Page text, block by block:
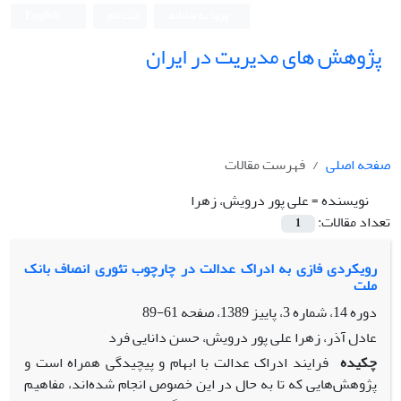
پژوهش های مدیریت در ایران
صفحه اصلی
فهرست مقالات
نویسنده =علی پور درویش، زهرا
تعداد مقالات:
1
رویکردی فازی به ادراک عدالت در چارچوب تئوری انصاف بانک
ملت‏
دوره 14، شماره 3، پاییز 1389، صفحه
61-89
عادل آذر، زهرا علی پور درویش، حسن دانایی فرد
چکیده
‎پژوهش‌هایی که تا به حال در این خصوص انجام ‏شده‌اند، مفاهیم